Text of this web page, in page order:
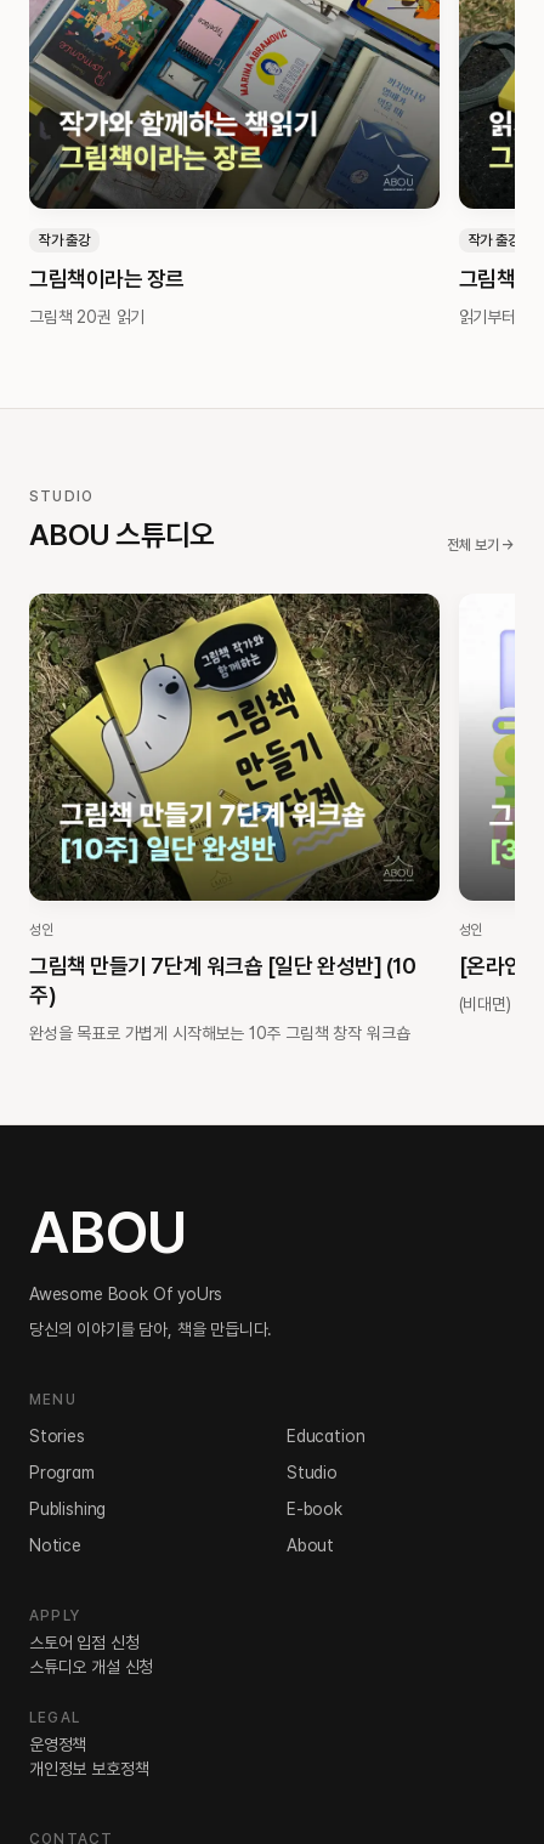
작가 출강
그림책이라는 장르
그림책 20권 읽기
작가 출강
그림책
읽기부터 창
STUDIO
ABOU 스튜디오 전체 보기 →
성인
그림책 만들기 7단계 워크숍 [일단 완성반] (10
주)
완성을 목표로 가볍게 시작해보는 10주 그림책 창작 워크숍
성인
[온라인
(비대면) 그
ABOU
Awesome Book Of yoUrs
당신의 이야기를 담아, 책을 만듭니다.
MENU
Stories
Education
Program
Studio
Publishing
E-book
Notice
About
APPLY
스토어 입점 신청
스튜디오 개설 신청
LEGAL
운영정책
개인정보 보호정책
CONTACT